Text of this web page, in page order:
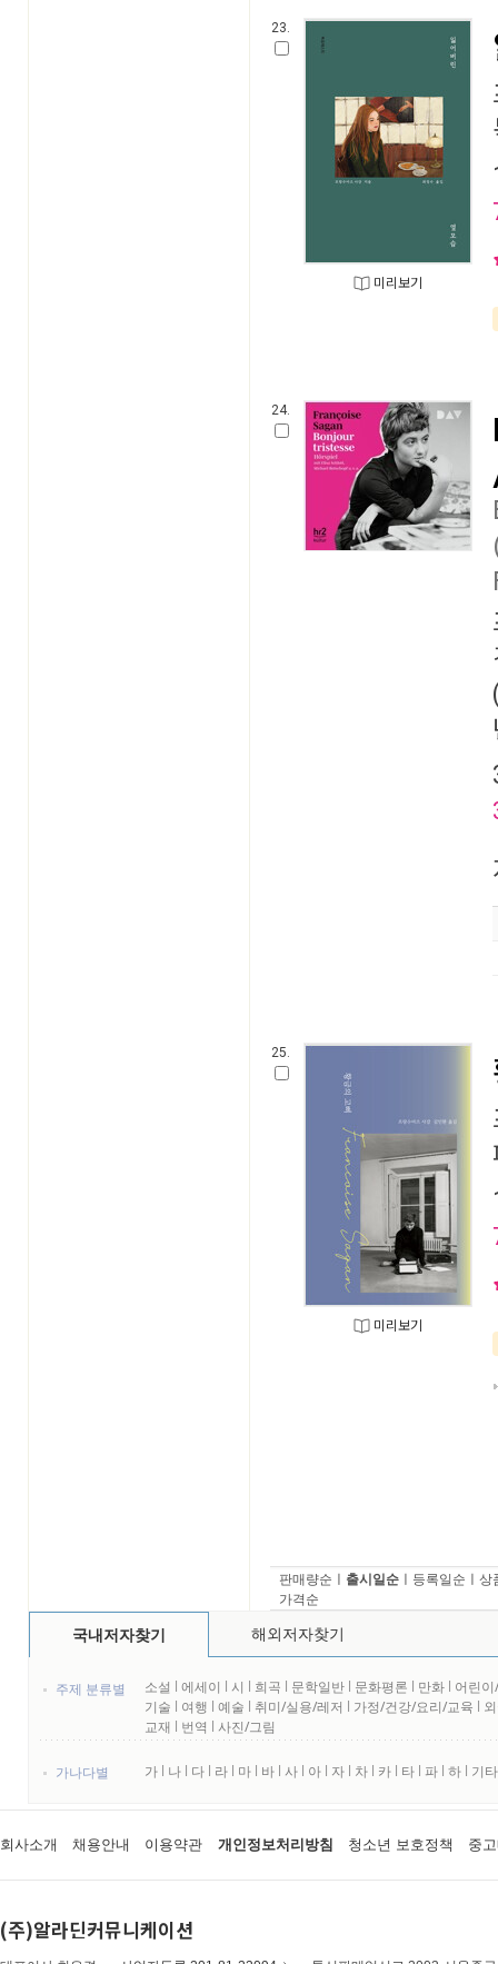
23.
미리보기
24.
25.
미리보기
판매량순 ㅣ 출시일순 ㅣ 등록일순 ㅣ 상
가격순
국내저자찾기 해외저자찾기
주제 분류별 소설 l 에세이 l 시 l 희곡 l 문학일반 l 문화평론 l 만화 l 어린
기술 l 여행 l 예술 l 취미/실용/레저 l 가정/건강/요리/교육 l
교재 l 번역 l 사진/그림
가나다별 가 l 나 l 다 l 라 l 마 l 바 l 사 l 아 l 자 l 차 l 카 l 타 l 파 l 하 l 기타
회사소개 채용안내 이용약관 개인정보처리방침 청소년 보호정책 중
(주)알라딘커뮤니케이션